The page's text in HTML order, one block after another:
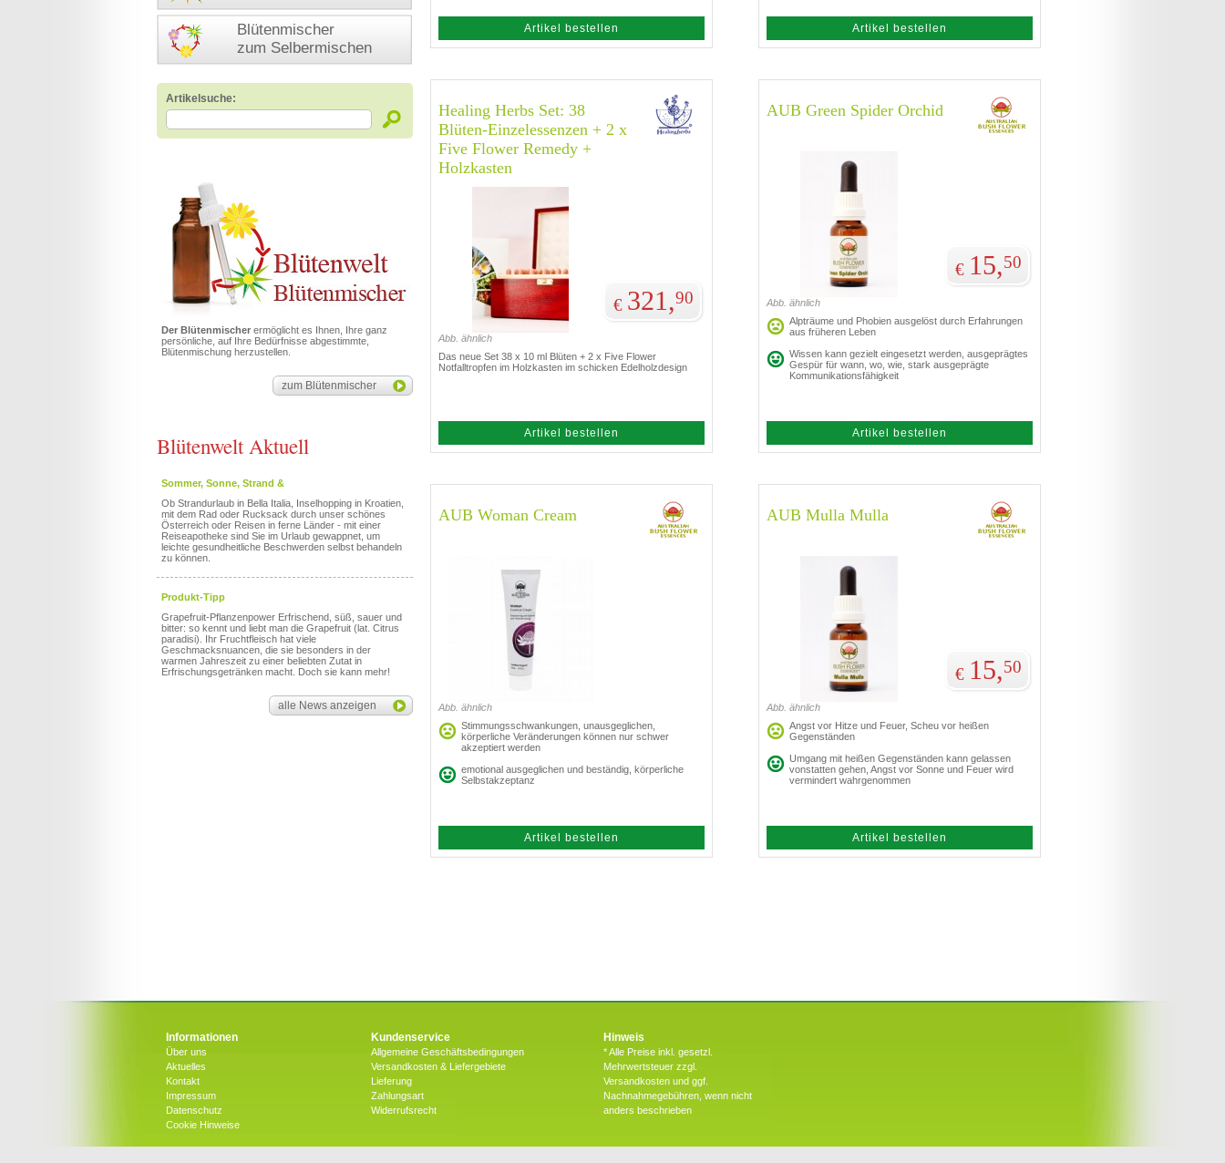
Blütenmischer
zum Selbermischen
Artikelsuche:
Der Blütenmischer ermöglicht es Ihnen, Ihre ganz
persönliche, auf Ihre Bedürfnisse abgestimmte,
Blütenmischung herzustellen.
zum Blütenmischer
Blütenwelt Aktuell
Sommer, Sonne, Strand &
Ob Strandurlaub in Bella Italia, Inselhopping in Kroatien,
mit dem Rad oder Rucksack durch unser schönes
Österreich oder Reisen in ferne Länder - mit einer
Reiseapotheke sind Sie im Urlaub gewappnet, um
leichte gesundheitliche Beschwerden selbst behandeln
zu können.
Produkt-Tipp
Grapefruit-Pflanzenpower Erfrischend, süß, sauer und
bitter: so kennt und liebt man die Grapefruit (lat. Citrus
paradisi). Ihr Fruchtfleisch hat viele
Geschmacksnuancen, die sie besonders in der
warmen Jahreszeit zu einer beliebten Zutat in
Erfrischungsgetränken macht. Doch sie kann mehr!
alle News anzeigen
Artikel bestellen Artikel bestellen
Healing Herbs Set: 38
Blüten-Einzelessenzen + 2 x
Five Flower Remedy +
Holzkasten
Abb. ähnlich
€ 321,90
Das neue Set 38 x 10 ml Blüten + 2 x Five Flower
Notfalltropfen im Holzkasten im schicken Edelholzdesign
Artikel bestellen
AUB Green Spider Orchid
Abb. ähnlich
€ 15,50
Alpträume und Phobien ausgelöst durch Erfahrungen
aus früheren Leben
Wissen kann gezielt eingesetzt werden, ausgeprägtes
Gespür für wann, wo, wie, stark ausgeprägte
Kommunikationsfähigkeit
Artikel bestellen
AUB Woman Cream
Abb. ähnlich
Stimmungsschwankungen, unausgeglichen,
körperliche Veränderungen können nur schwer
akzeptiert werden
emotional ausgeglichen und beständig, körperliche
Selbstakzeptanz
Artikel bestellen
AUB Mulla Mulla
Abb. ähnlich
€ 15,50
Angst vor Hitze und Feuer, Scheu vor heißen
Gegenständen
Umgang mit heißen Gegenständen kann gelassen
vonstatten gehen, Angst vor Sonne und Feuer wird
vermindert wahrgenommen
Artikel bestellen
Informationen
Über uns
Aktuelles
Kontakt
Impressum
Datenschutz
Cookie Hinweise
Kundenservice
Allgemeine Geschäftsbedingungen
Versandkosten & Liefergebiete
Lieferung
Zahlungsart
Widerrufsrecht
Hinweis
* Alle Preise inkl. gesetzl.
Mehrwertsteuer zzgl.
Versandkosten und ggf.
Nachnahmegebühren, wenn nicht
anders beschrieben